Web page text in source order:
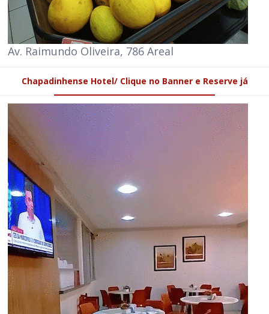
Av. Raimundo Oliveira, 786 Areal
Chapadinhense Hotel/ Clique no Banner e Reserve já